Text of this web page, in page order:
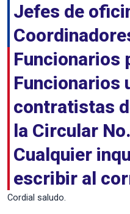
Jefes de
Funcionarios
Funcionarios
contratistas
la Circular
Cualquier
escribir al
Cordial saludo.